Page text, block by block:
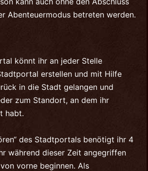
Abenteuermodus betreten werden.
könnt ihr an jeder Stelle
erstellen und mit Hilfe
in die Stadt gelangen und
zum Standort, an dem ihr
habt.
des Stadtportals benötigt ihr 4
während dieser Zeit angegriffen
vorne beginnen. Als